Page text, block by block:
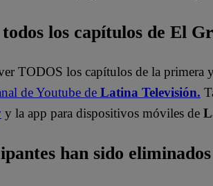
los capítulos de El
TODOS los capítulos de la primera
de Youtube de Latina Televisión.
y la app para dispositivos móviles de
han sido